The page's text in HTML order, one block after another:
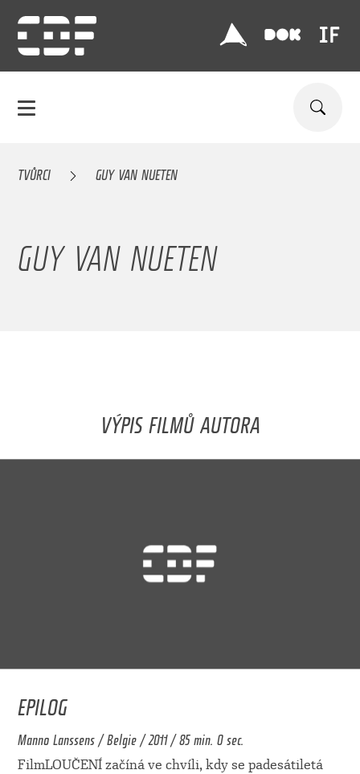
TVŮRCI GUY VAN NUETEN
GUY VAN NUETEN
VÝPIS FILMŮ AUTORA
EPILOG
Manno Lanssens / Belgie / 2011 / 85 min. 0 sec.
FilmLOUČENÍ začíná ve chvíli, kdy se padesátiletá